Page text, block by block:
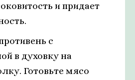
и придает
с
в духовку на
Готовьте мясо